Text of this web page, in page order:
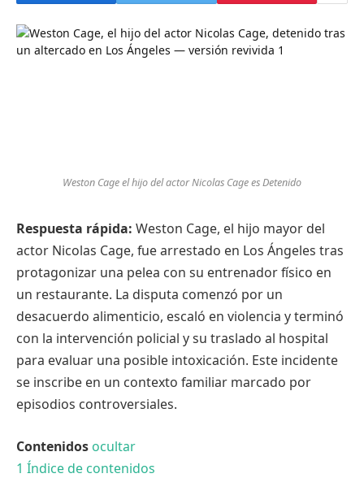
Weston Cage el hijo del actor Nicolas Cage es Detenido
Respuesta rápida: Weston Cage, el hijo mayor del
actor Nicolas Cage, fue arrestado en Los Ángeles tras
protagonizar una pelea con su entrenador físico en
un restaurante. La disputa comenzó por un
desacuerdo alimenticio, escaló en violencia y terminó
con la intervención policial y su traslado al hospital
para evaluar una posible intoxicación. Este incidente
se inscribe en un contexto familiar marcado por
episodios controversiales.
Contenidos ocultar
1 Índice de contenidos